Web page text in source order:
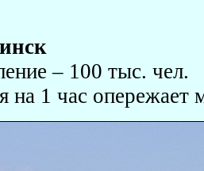
– 100 тыс. чел.
на 1 час опережает